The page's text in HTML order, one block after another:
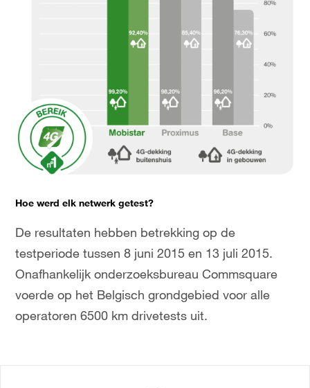
Hoe werd elk netwerk getest?
De resultaten hebben betrekking op de
testperiode tussen 8 juni 2015 en 13 juli 2015.
Onafhankelijk onderzoeksbureau Commsquare
voerde op het Belgisch grondgebied voor alle
operatoren 6500 km drivetests uit.